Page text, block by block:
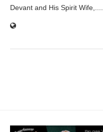
Devant and His Spirit Wife,....